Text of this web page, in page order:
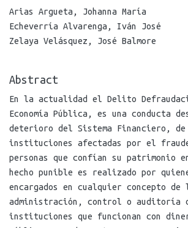
Arias Argueta, Johanna María
Echeverría Alvarenga, Iván José
Zelaya Velásquez, José Balmore
Abstract
En la actualidad el Delito
Economía Pública, es una conducta
deterioro del Sistema Financiero,
instituciones afectadas por el
personas que confían su patrimonio
hecho punible es realizado por
encargados en cualquier concepto
administración, control o auditoría
instituciones que funcionan con